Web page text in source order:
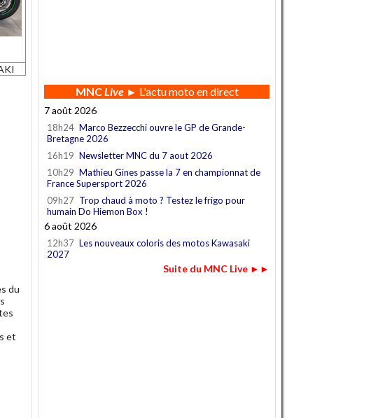
du
et
MNCLive► L'actu moto en direct
7 août 2026
18h24 Marco Bezzecchi ouvre le GP de Grande-
Bretagne 2026
16h19 Newsletter MNC du 7 aout 2026
10h29 Mathieu Gines passe la 7 en championnat de
France Supersport 2026
09h27 Trop chaud à moto ? Testez le frigo pour
humain Do Hiemon Box !
6 août 2026
12h37 Les nouveaux coloris des motos Kawasaki
2027
Suite du MNC Live ►►